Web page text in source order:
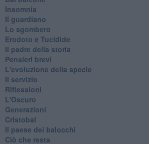
Insomnia
Il guardiano
Lo sgombero
Erodoto e Tucidide
Il padre della storia
Pensieri brevi
L'evoluzione della specie
Il servizio
Riflessioni
L'Oscuro
Generazioni
Cristobal
Il paese dei balocchi
Ciò che resta